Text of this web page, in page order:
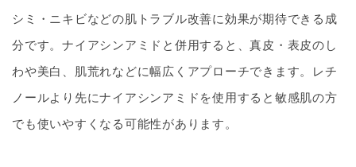
シミ・ニキビなどの肌トラブル改善に効果が期待できる成
分です。ナイアシンアミドと併用すると、真皮・表皮のし
わや美白、肌荒れなどに幅広くアプローチできます。レチ
ノールより先にナイアシンアミドを使用すると敏感肌の方
でも使いやすくなる可能性があります。